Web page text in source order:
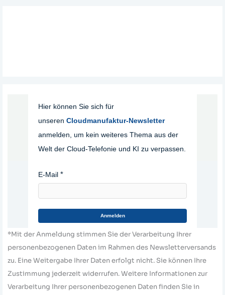
Hier können Sie sich für
unseren Cloudmanufaktur-Newsletter
anmelden, um kein weiteres Thema aus der
Welt der Cloud-Telefonie und KI zu verpassen.
E-Mail
Anmelden
*Mit der Anmeldung stimmen Sie der Verarbeitung Ihrer
personenbezogenen Daten im Rahmen des Newsletterversands
zu. Eine Weitergabe Ihrer Daten erfolgt nicht. Sie können Ihre
Zustimmung jederzeit widerrufen. Weitere Informationen zur
Verarbeitung Ihrer personenbezogenen Daten finden Sie in